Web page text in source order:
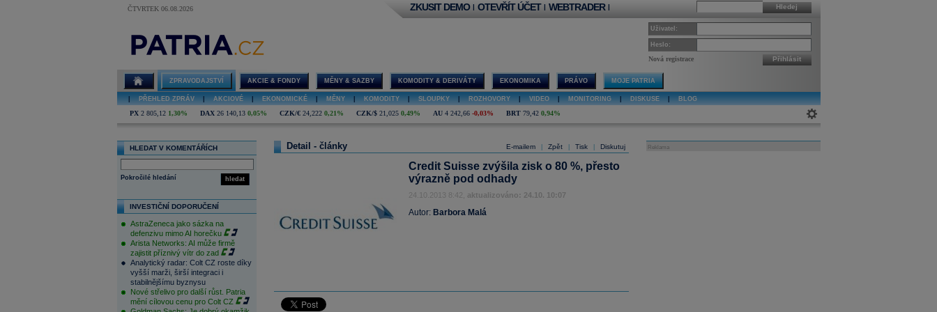
ČTVRTEK 06.08.2026 Hledej
ZKUSIT DEMO | OTEVŘÍT ÚČET | WEBTRADER |
Uživatel:
Heslo:
Nová registrace Přihlásit
ZPRAVODAJSTVÍ AKCIE & FONDY MĚNY & SAZBY KOMODITY & DERIVÁTY EKONOMIKA PRÁVO MOJE PATRIA
PŘEHLED ZPRÁV AKCIOVÉ EKONOMICKÉ MĚNY KOMODITY SLOUPKY ROZHOVORY VIDEO MONITORING DISKUSE BLOG
PX 2 805,12 1,30% DAX 26 140,13 0,05% CZK/€ 24,222 0,21% CZK/$ 21,025 0,49% AU 4 242,66 -0,03% BRT 79,42 0,94%
HLEDAT V KOMENTÁŘÍCH
hledat
Pokročilé hledání
INVESTIČNÍ DOPORUČENÍ
AstraZeneca jako sázka na
defenzivu mimo AI horečku
Arista Networks: AI může firmě
zajistit příznivý vítr do zad
Analytický radar: Colt CZ roste díky
vyšší marži, širší integraci i
stabilnějšímu byznysu
Nové střelivo pro další růst. Patria
mění cílovou cenu pro Colt CZ
E-mailem Zpět Tisk Diskutuj
Detail - články
Credit Suisse zvýšila zisk o 80 %, přesto
výrazně pod odhady
24.10.2013 8:42, aktualizováno: 24.10. 10:07
Autor: Barbora Malá
Reklama